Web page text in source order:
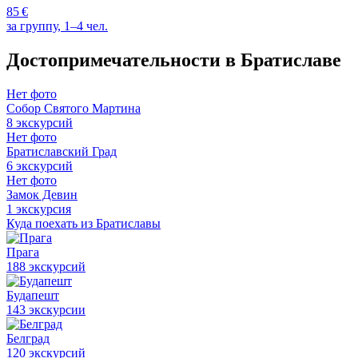
85 €
за группу, 1–4 чел.
Достопримечательности в Братиславе
Нет фото
Собор Святого Мартина
8 экскурсий
Нет фото
Братиславский Град
6 экскурсий
Нет фото
Замок Девин
1 экскурсия
Куда поехать из Братиславы
Прага
188 экскурсий
Будапешт
143 экскурсии
Белград
120 экскурсий